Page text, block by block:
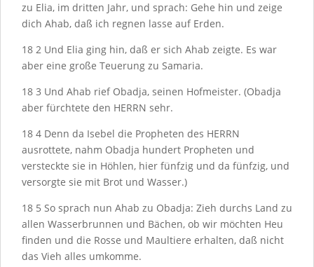
zu Elia, im dritten Jahr, und sprach: Gehe hin und zeige
dich Ahab, daß ich regnen lasse auf Erden.
18 2 Und Elia ging hin, daß er sich Ahab zeigte. Es war
aber eine große Teuerung zu Samaria.
18 3 Und Ahab rief Obadja, seinen Hofmeister. (Obadja
aber fürchtete den HERRN sehr.
18 4 Denn da Isebel die Propheten des HERRN
ausrottete, nahm Obadja hundert Propheten und
versteckte sie in Höhlen, hier fünfzig und da fünfzig, und
versorgte sie mit Brot und Wasser.)
18 5 So sprach nun Ahab zu Obadja: Zieh durchs Land zu
allen Wasserbrunnen und Bächen, ob wir möchten Heu
finden und die Rosse und Maultiere erhalten, daß nicht
das Vieh alles umkomme.